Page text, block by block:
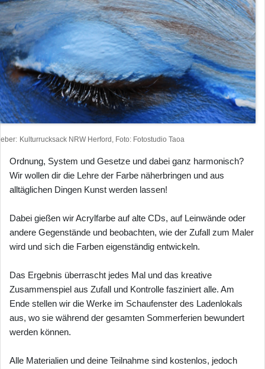
Kulturrucksack NRW Herford, Foto: Fotostudio Taoa
Ordnung, System und Gesetze und dabei ganz harmonisch?
Wir wollen dir die Lehre der Farbe näherbringen und aus
alltäglichen Dingen Kunst werden lassen!
Dabei gießen wir Acrylfarbe auf alte CDs, auf Leinwände oder
andere Gegenstände und beobachten, wie der Zufall zum Maler
wird und sich die Farben eigenständig entwickeln.
Das Ergebnis überrascht jedes Mal und das kreative
Zusammenspiel aus Zufall und Kontrolle fasziniert alle. Am
Ende stellen wir die Werke im Schaufenster des Ladenlokals
aus, wo sie während der gesamten Sommerferien bewundert
werden können.
Alle Materialien und deine Teilnahme sind kostenlos, jedoch